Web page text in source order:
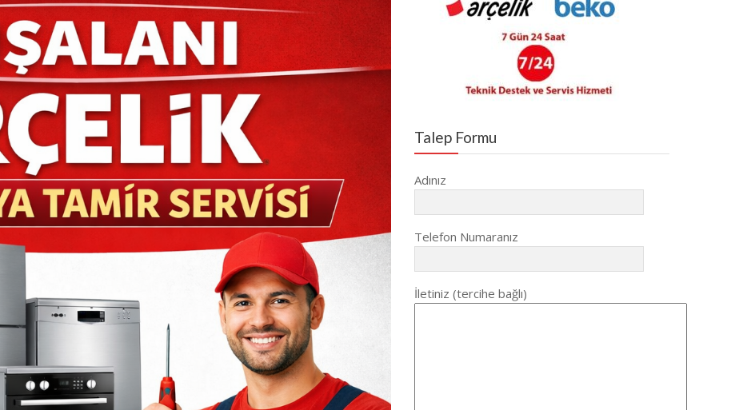
Talep Formu
Adınız
Telefon Numaranız
İletiniz (tercihe bağlı)